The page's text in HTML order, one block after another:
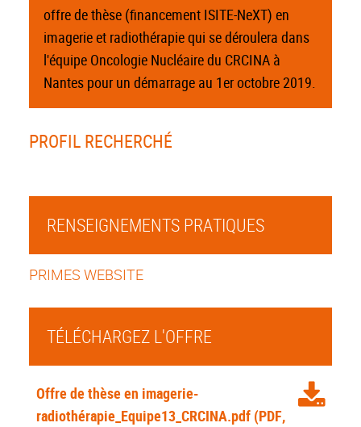
offre de thèse (financement ISITE-NeXT) en
imagerie et radiothérapie qui se déroulera dans
l'équipe Oncologie Nucléaire du CRCINA à
Nantes pour un démarrage au 1er octobre 2019.
PROFIL RECHERCHÉ
RENSEIGNEMENTS PRATIQUES
PRIMES WEBSITE
TÉLÉCHARGEZ L'OFFRE
Offre de thèse en imagerie-
radiothérapie_Equipe13_CRCINA.pdf (PDF,